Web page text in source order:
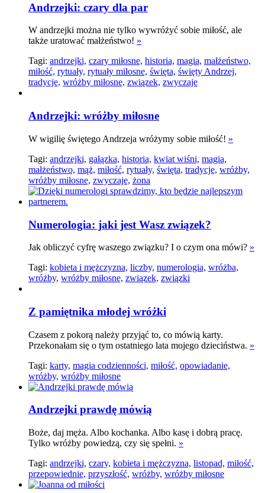
Andrzejki: czary dla par
W andrzejki można nie tylko wywróżyć sobie miłość, ale
także uratować małżeństwo! »
Tagi: andrzejki, czary miłosne, historia, magia, małżeństwo,
miłość, rytuały, rytuały miłosne, święta, święty Andrzej,
tradycje, wróżby miłosne, związek, zwyczaje
Andrzejki: wróżby miłosne
W wigilię świętego Andrzeja wróżymy sobie miłość! »
Tagi: andrzejki, gałązka, historia, kwiat wiśni, magia,
małżeństwo, mąż, miłość, rytuały, święta, tradycje, wróżby,
wróżby miłosne, zwyczaje, żona
Numerologia: jaki jest Wasz związek?
Jak obliczyć cyfrę waszego związku? I o czym ona mówi? »
Tagi: kobieta i mężczyzna, liczby, numerologia, wróżba,
wróżby, wróżby miłosne, związek, związki
Z pamiętnika młodej wróżki
Czasem z pokorą należy przyjąć to, co mówią karty.
Przekonałam się o tym ostatniego lata mojego dzieciństwa. »
Tagi: karty, magia codzienności, miłość, opowiadanie,
wróżby, wróżby miłosne
Andrzejki prawdę mówią
Boże, daj męża. Albo kochanka. Albo kasę i dobrą pracę.
Tylko wróżby powiedzą, czy się spełni. »
Tagi: andrzejki, czary, kobieta i mężczyzna, listopad, miłość,
przepowiednie, przyszłość, wróżby, wróżby miłosne